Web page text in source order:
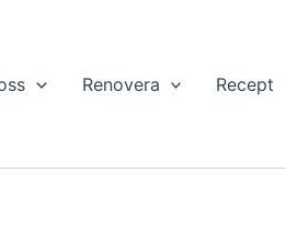
Renovera Recept